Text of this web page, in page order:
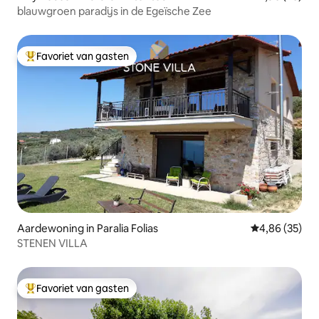
blauwgroen paradijs in de Egeïsche Zee
Topfavoriet van gasten
Favoriet van gasten
Aardewoning in Paralia Folias Gemiddelde
4,86 (35)
STENEN VILLA
Topfavoriet van gasten
Favoriet van gasten